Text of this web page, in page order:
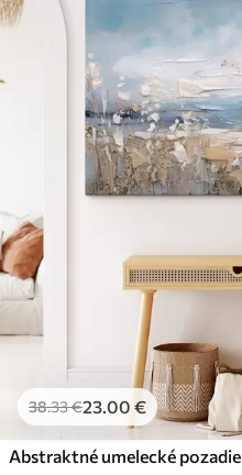
38.33€23.00 €
Abstraktné umelecké pozadie